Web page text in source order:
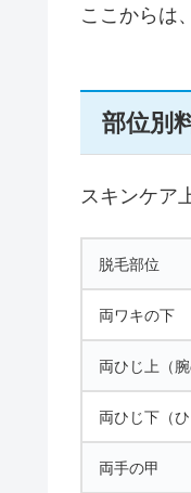
ここからは
部位別
スキンケア
脱毛部位
両ワキの下
両ひじ上（
両ひじ下（ひ
両手の甲